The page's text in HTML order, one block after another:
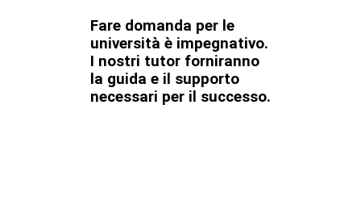
Fare domanda per le
università è impegnativo.
I nostri tutor forniranno
la guida e il supporto
necessari per il successo.